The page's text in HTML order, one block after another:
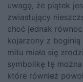
uwagę, że piątek
zwiastujący
choć jednak
kojarzony z boginią
mitu miała się
symbolikę tę
które również